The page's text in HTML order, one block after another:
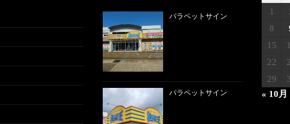
パラペットサイン
パラペットサイン
1
8
15
22
29
« 10月